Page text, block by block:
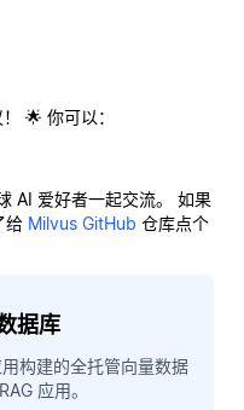
🌟 你可以：
AI 爱好者一起交流。 如果
给 Milvus GitHub 仓库点个
据库
构建的全托管向量数据
应用。